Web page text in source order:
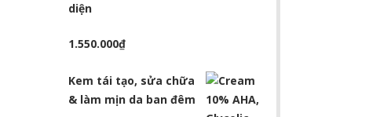
diện
1.550.000₫
Kem tái tạo, sửa chữa
& làm mịn da ban đêm